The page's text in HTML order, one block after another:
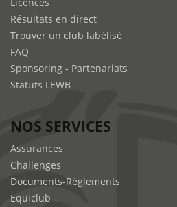
Licences
Résultats en direct
Trouver un club labélisé
FAQ
Sponsoring - Partenariats
Statuts LEWB
NOS SERVICES
Assurances
Challenges
Documents-Règlements
Equiclub